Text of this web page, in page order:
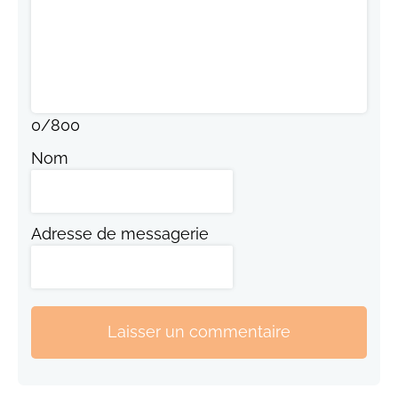
0/800
Nom
Adresse de messagerie
Laisser un commentaire